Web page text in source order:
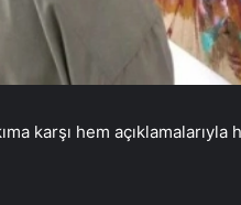
karşı hem açıklamalarıyla